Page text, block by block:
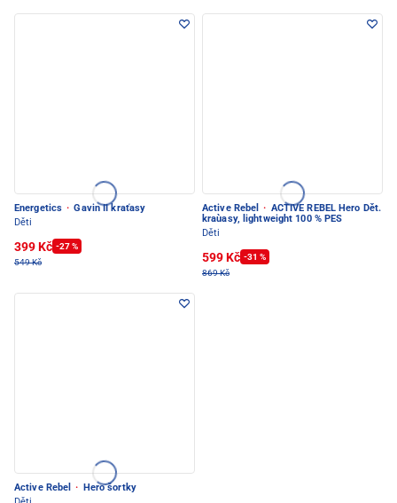
Energetics · Gavin II kraťasy
Děti
399 Kč -27 %
549 Kč
Active Rebel · ACTIVE REBEL Hero Dět.
kraùasy, lightweight 100 % PES
Děti
599 Kč -31 %
869 Kč
Active Rebel ·
Hero šortky